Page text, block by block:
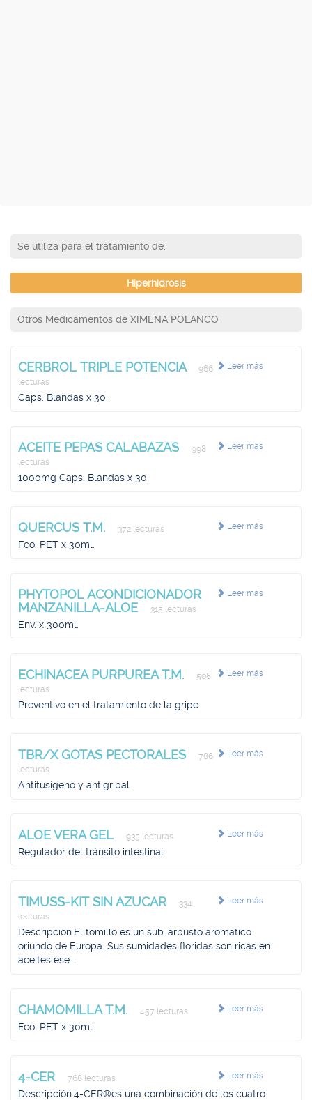
Se utiliza para el tratamiento de:
Hiperhidrosis
Otros Medicamentos de XIMENA POLANCO
Leer más
CERBROL TRIPLE POTENCIA
966
lecturas
Caps. Blandas x 30.
Leer más
ACEITE PEPAS CALABAZAS
998
lecturas
1000mg Caps. Blandas x 30.
Leer más
QUERCUS T.M. 372 lecturas
Fco. PET x 30ml.
Leer más
PHYTOPOL ACONDICIONADOR
MANZANILLA-ALOE
315 lecturas
Env. x 300ml.
Leer más
ECHINACEA PURPUREA T.M.
508
lecturas
Preventivo en el tratamiento de la gripe
Leer más
TBR/X GOTAS PECTORALES
786
lecturas
Antitusígeno y antigripal
Leer más
ALOE VERA GEL 935 lecturas
Regulador del tránsito intestinal
Leer más
TIMUSS-KIT SIN AZUCAR
334
lecturas
Descripción.El tomillo es un sub-arbusto aromático
oriundo de Europa. Sus sumidades floridas son ricas en
aceites ese...
Leer más
CHAMOMILLA T.M. 457 lecturas
Fco. PET x 30ml.
Leer más
4-CER 768 lecturas
Descripción.4-CER®es una combinación de los cuatro